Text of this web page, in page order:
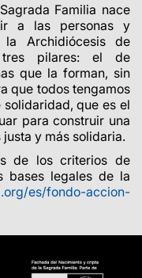
Familia nace
a las personas y
Archidiócesis de
tres pilares: el de
que la forman, sin
que todos tengamos
que es el
para construir una
y más solidaria.
de los criterios de
bases legales de la
es/fondo-accion-